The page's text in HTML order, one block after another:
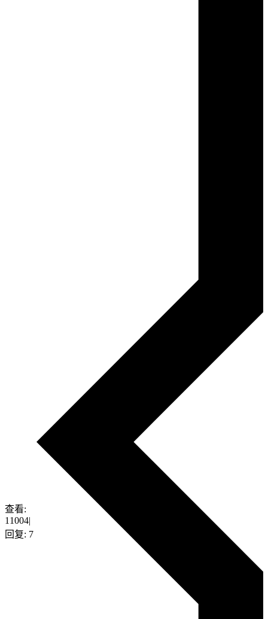
查看:
11004|
回复: 7